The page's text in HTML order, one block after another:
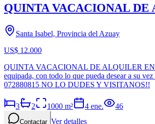
QUINTA VACACIONAL
Santa Isabel, Provincia del Azuay
US$ 12.000
QUINTA VACACIONAL DE ALQUILER EN
equipada, con todo lo que pueda desear a su
072880815 NO LO DUDES Y VISITANOS!!
3 2 1000 m² 4 ene. 46
Contactar Ver detalles